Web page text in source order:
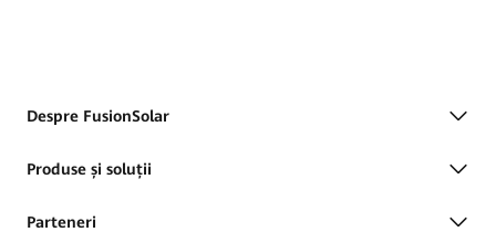
Despre FusionSolar
Produse și soluții
Parteneri